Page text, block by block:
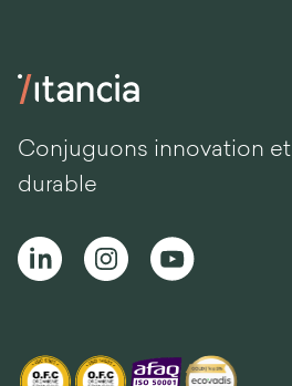
Conjuguons innovation et
durable